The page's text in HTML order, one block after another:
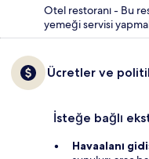
Otel restoranı - Bu
yemeği servisi
Ücretler ve
İsteğe bağlı
Havaalanı